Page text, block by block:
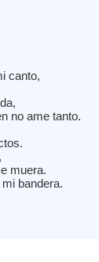
canto,
no ame tanto.
muera.
bandera.